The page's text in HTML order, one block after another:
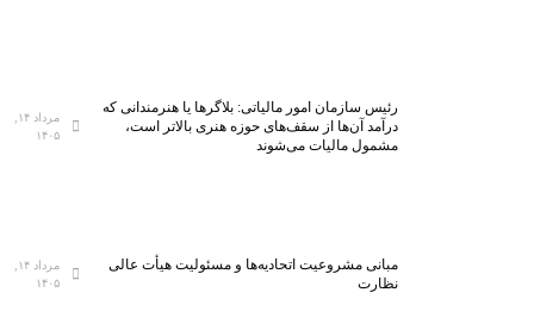
رئیس سازمان امور مالیاتی: بلاگر‌ها یا هنرمندانی که
درآمد آن‌ها از سقف‌های حوزه هنری بالاتر است،
مشمول مالیات می‌شوند
مرداد ۱۴,
۱۴۰۵
مبانی مشروعیت اتحادیه‌ها و مسئولیت هیأت عالی
نظارت
مرداد ۱۴,
۱۴۰۵